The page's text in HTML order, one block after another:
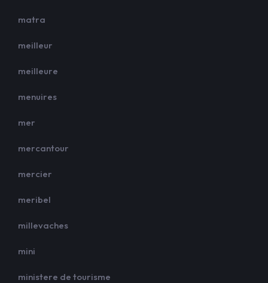
matra
meilleur
meilleure
menuires
mer
mercantour
mercier
meribel
millevaches
mini
ministere de tourisme